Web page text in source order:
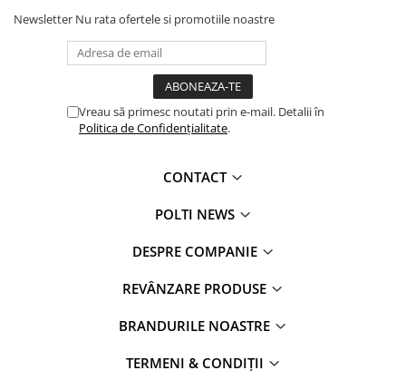
Newsletter Nu rata ofertele si promotiile noastre
Vreau să primesc noutati prin e-mail. Detalii în
Politica de Confidențialitate.
CONTACT
POLTI NEWS
DESPRE COMPANIE
REVÂNZARE PRODUSE
BRANDURILE NOASTRE
TERMENI & CONDIȚII